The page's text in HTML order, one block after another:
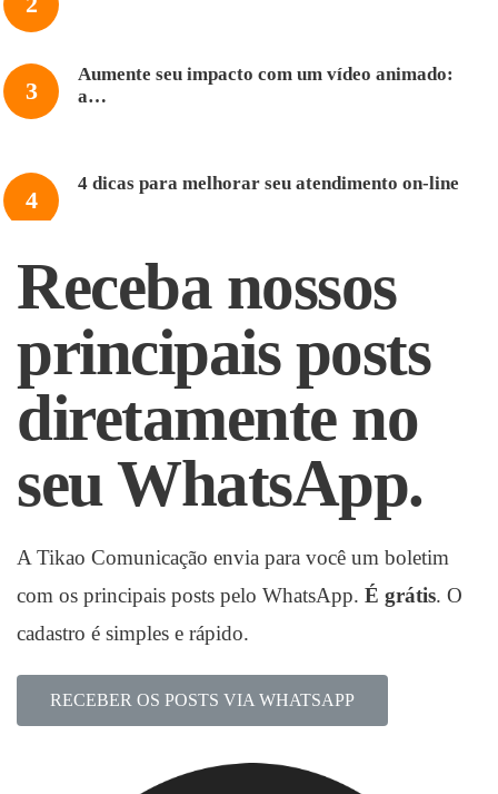
Aumente seu impacto com um vídeo animado:
a…
4 dicas para melhorar seu atendimento on-line
Receba nossos
principais posts
diretamente no
seu WhatsApp.
A Tikao Comunicação envia para você um boletim
com os principais posts pelo WhatsApp. É grátis. O
cadastro é simples e rápido.
RECEBER OS POSTS VIA WHATSAPP